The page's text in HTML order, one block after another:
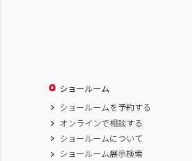
ショールーム
ショールームを予約する
オンラインで相談する
ショールームについて
ショールーム展示検索